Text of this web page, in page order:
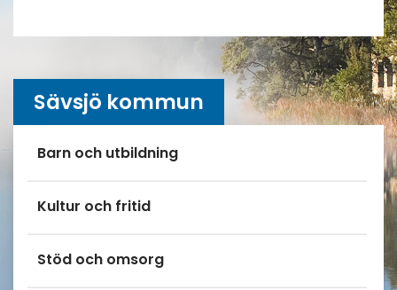
Sävsjö kommun
Barn och utbildning
Kultur och fritid
Stöd och omsorg